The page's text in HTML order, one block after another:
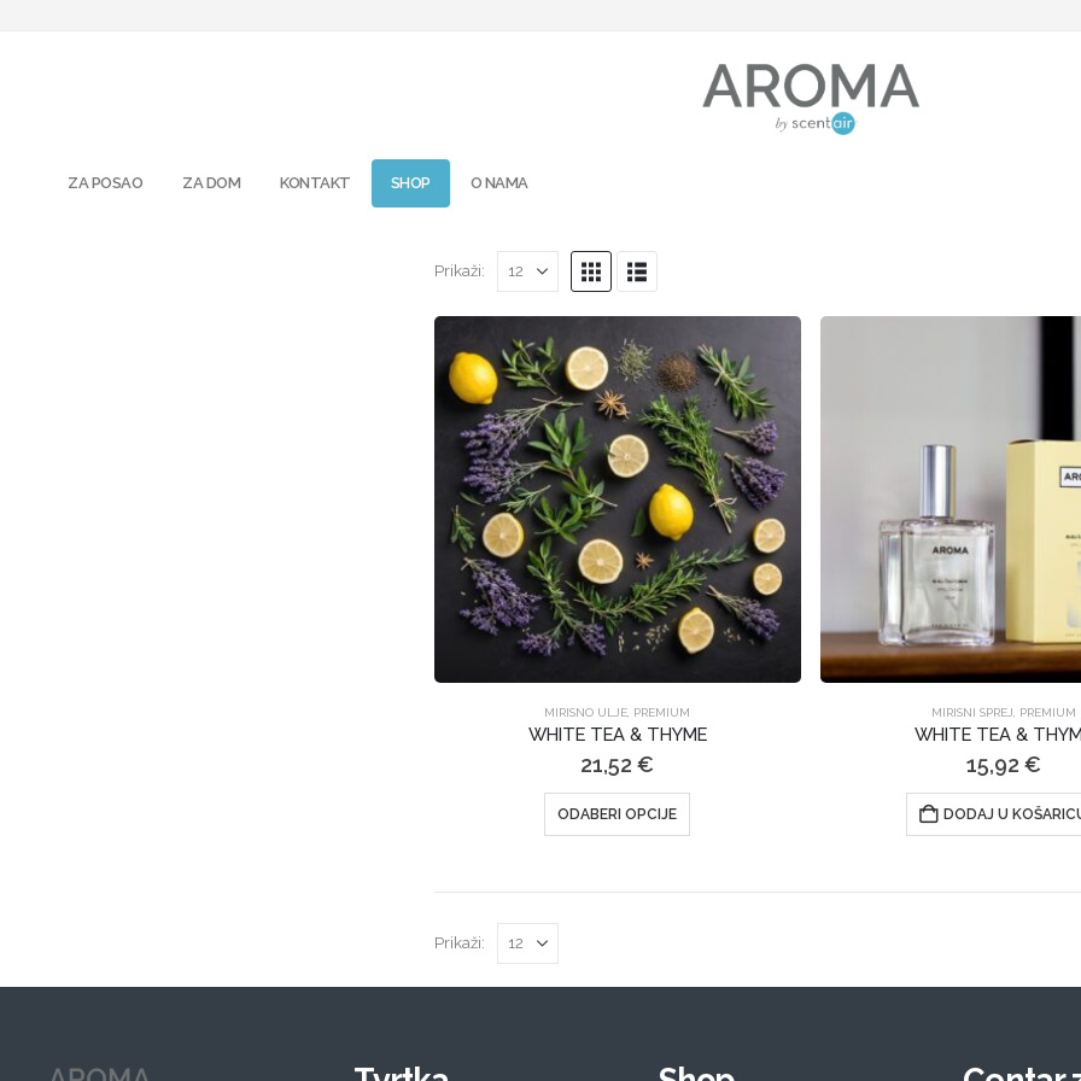
ZA POSAO ZA DOM KONTAKT SHOP O NAMA
Prikaži:
MIRISNO ULJE, PREMIUM
WHITE TEA & THYME
21,52€
ODABERI OPCIJE
proizvod
više
MIRISNI SPREJ, PREMIUM
WHITE TEA &
15,92 €
DODAJ U
Prikaži: